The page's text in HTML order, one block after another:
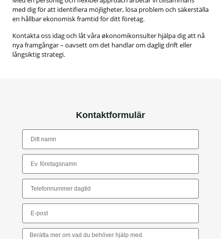
med dig för att identifiera möjligheter, lösa problem och säkerställa
en hållbar ekonomisk framtid för ditt företag.
Kontakta oss idag och låt våra økonomikonsulter hjälpa dig att nå
nya framgångar – oavsett om det handlar om daglig drift eller
långsiktig strategi.
Kontaktformulär